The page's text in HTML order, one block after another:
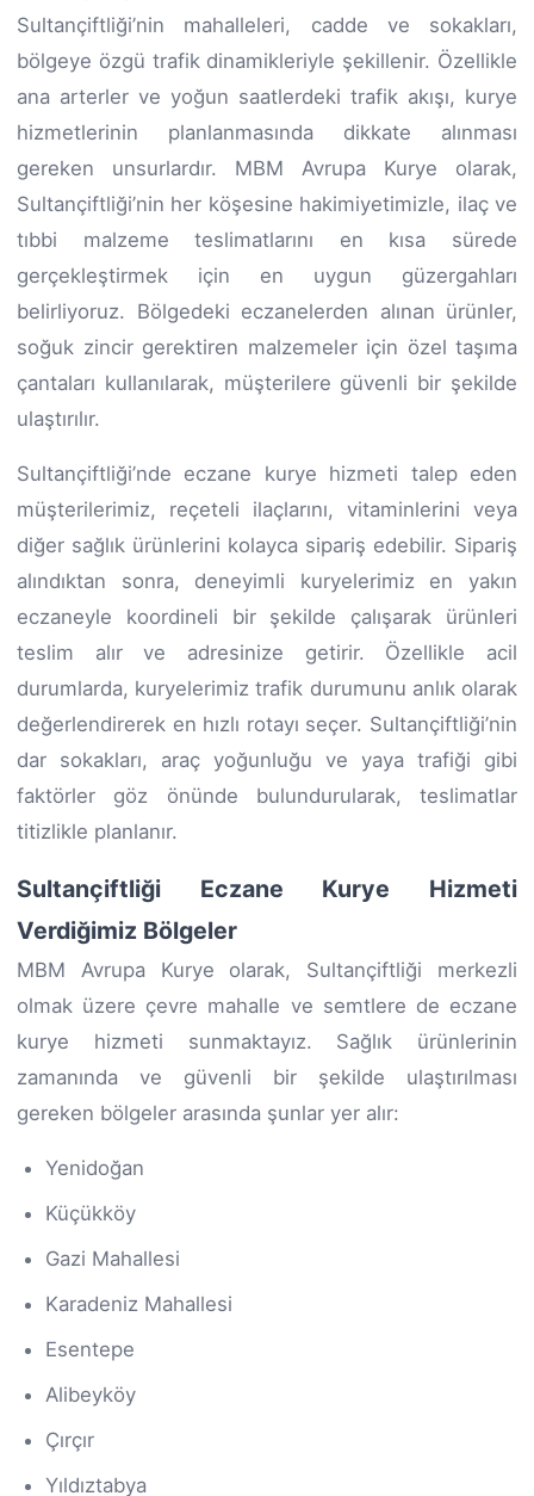
Sultançiftliği’nin mahalleleri, cadde ve sokakları,
bölgeye özgü trafik dinamikleriyle şekillenir. Özellikle
ana arterler ve yoğun saatlerdeki trafik akışı, kurye
hizmetlerinin planlanmasında dikkate alınması
gereken unsurlardır. MBM Avrupa Kurye olarak,
Sultançiftliği’nin her köşesine hakimiyetimizle, ilaç ve
tıbbi malzeme teslimatlarını en kısa sürede
gerçekleştirmek için en uygun güzergahları
belirliyoruz. Bölgedeki eczanelerden alınan ürünler,
soğuk zincir gerektiren malzemeler için özel taşıma
çantaları kullanılarak, müşterilere güvenli bir şekilde
ulaştırılır.
Sultançiftliği’nde eczane kurye hizmeti talep eden
müşterilerimiz, reçeteli ilaçlarını, vitaminlerini veya
diğer sağlık ürünlerini kolayca sipariş edebilir. Sipariş
alındıktan sonra, deneyimli kuryelerimiz en yakın
eczaneyle koordineli bir şekilde çalışarak ürünleri
teslim alır ve adresinize getirir. Özellikle acil
durumlarda, kuryelerimiz trafik durumunu anlık olarak
değerlendirerek en hızlı rotayı seçer. Sultançiftliği’nin
dar sokakları, araç yoğunluğu ve yaya trafiği gibi
faktörler göz önünde bulundurularak, teslimatlar
titizlikle planlanır.
Sultançiftliği Eczane Kurye Hizmeti
Verdiğimiz Bölgeler
MBM Avrupa Kurye olarak, Sultançiftliği merkezli
olmak üzere çevre mahalle ve semtlere de eczane
kurye hizmeti sunmaktayız. Sağlık ürünlerinin
zamanında ve güvenli bir şekilde ulaştırılması
gereken bölgeler arasında şunlar yer alır:
Yenidoğan
Küçükköy
Gazi Mahallesi
Karadeniz Mahallesi
Esentepe
Alibeyköy
Çırçır
Yıldıztabya